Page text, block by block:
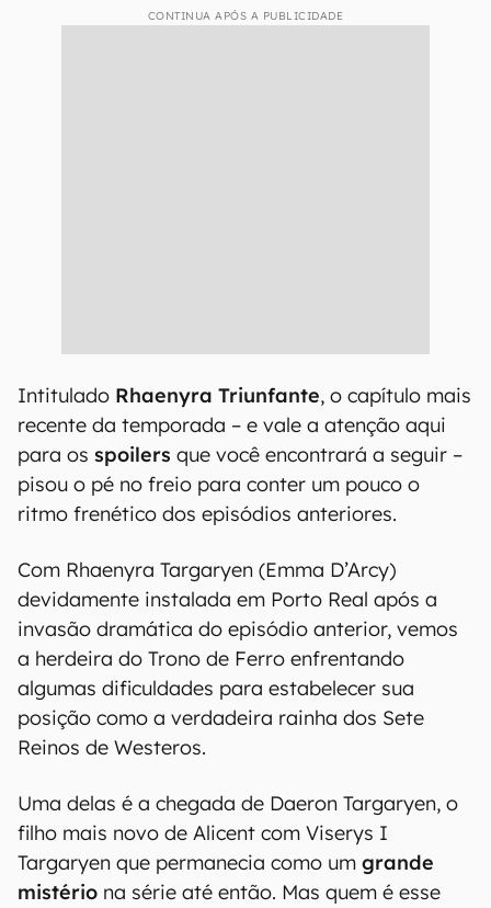
CONTINUA APÓS A PUBLICIDADE
Intitulado Rhaenyra Triunfante, o capítulo mais
recente da temporada – e vale a atenção aqui
para os spoilers que você encontrará a seguir –
pisou o pé no freio para conter um pouco o
ritmo frenético dos episódios anteriores.
Com Rhaenyra Targaryen (Emma D’Arcy)
devidamente instalada em Porto Real após a
invasão dramática do episódio anterior, vemos
a herdeira do Trono de Ferro enfrentando
algumas dificuldades para estabelecer sua
posição como a verdadeira rainha dos Sete
Reinos de Westeros.
Uma delas é a chegada de Daeron Targaryen, o
filho mais novo de Alicent com Viserys I
Targaryen que permanecia como um grande
mistério na série até então. Mas quem é esse